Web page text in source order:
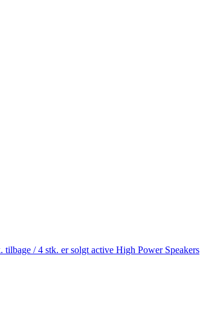
/ 4 stk. er solgt active High Power Speakers